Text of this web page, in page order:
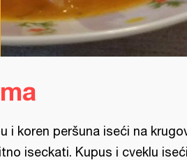
i koren peršuna iseći na
iseckati. Kupus i cveklu